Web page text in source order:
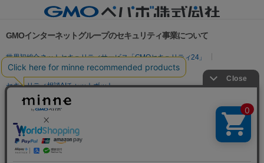
GMOインターネットグループのセキュリティ事業について
世界初総合ネットセキュリティサービス「GMOセキュリティ24」
パスワード漏洩診断
Webサイトリスク診断
セキュリティ相談AIチャットボット
実在証明・盗聴対策
サイバー攻撃対策（GMO Flatt Security）
セキュリティ事業の軌跡